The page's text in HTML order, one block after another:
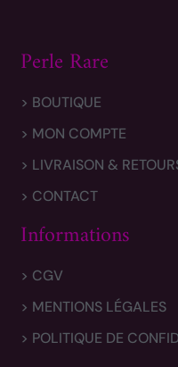
Perle Rare
> BOUTIQUE
> MON COMPTE
> LIVRAISON &
> CONTACT
Informations
> CGV
> MENTIONS LÉGALES
> POLITIQUE DE